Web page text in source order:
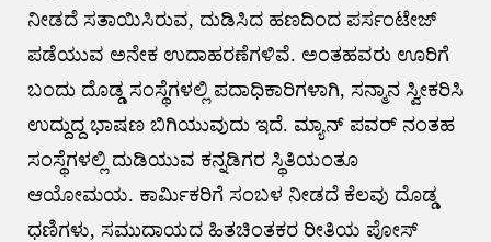
ನೀಡದೆ ಸತಾಯಿಸಿರುವ, ದುಡಿಸಿದ ಹಣದಿಂದ ಪರ್ಸಂಟೇಜ್
ಪಡೆಯುವ ಅನೇಕ ಉದಾಹರಣೆಗಳಿವೆ. ಅಂತಹವರು ಊರಿಗೆ
ಬಂದು ದೊಡ್ಡ ಸಂಸ್ಥೆಗಳಲ್ಲಿ ಪದಾಧಿಕಾರಿಗಳಾಗಿ, ಸನ್ಮಾನ ಸ್ವೀಕರಿಸಿ
ಉದ್ದುದ್ದ ಭಾಷಣ ಬಿಗಿಯುವುದು ಇದೆ. ಮ್ಯಾನ್ ಪವರ್ ನಂತಹ
ಸಂಸ್ಥೆಗಳಲ್ಲಿ ದುಡಿಯುವ ಕನ್ನಡಿಗರ ಸ್ಥಿತಿಯಂತೂ
ಆಯೋಮಯ. ಕಾರ್ಮಿಕರಿಗೆ ಸಂಬಳ ನೀಡದೆ ಕೆಲವು ದೊಡ್ಡ
ಧಣಿಗಳು, ಸಮುದಾಯದ ಹಿತಚಿಂತಕರ ರೀತಿಯ ಪೋಸ್